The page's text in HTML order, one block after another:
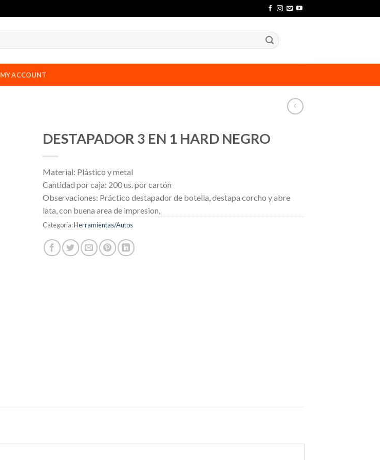
MY ACCOUNT
DESTAPADOR 3 EN 1 HARD NEGRO
Material: Plástico y metal
Cantidad por caja: 200 us. por cartón
Observaciones: Práctico destapador de botella, destapa corcho y abre
lata, con buena area de impresion,
Categoría:Herramientas/Autos